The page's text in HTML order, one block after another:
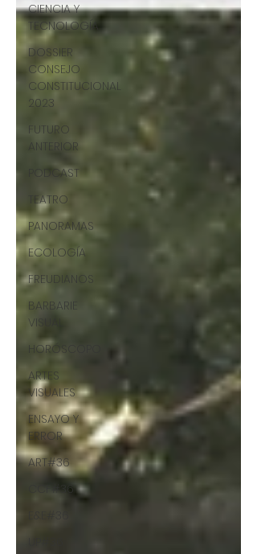
CIENCIA Y
TECNOLOGÍA
DOSSIER
CONSEJO
CONSTITUCIONAL
2023
FUTURO
ANTERIOR
PODCAST
TEATRO
PANORAMAS
ECOLOGÍA
FREUDIANOS
BARBARIE
VISUAL
HORÓSCOPO
ARTES
VISUALES
ENSAYO Y
ERROR
ART#36
CCF#36